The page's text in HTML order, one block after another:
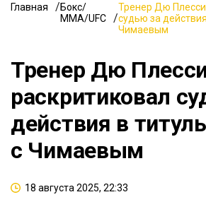
Главная
Бокс/
ММА/UFC
Тренер Дю Плесси
судью за
Чимаевым
Тренер Дю
раскритиковал
действия в
с Чимаевым
18 августа 2025, 22:33